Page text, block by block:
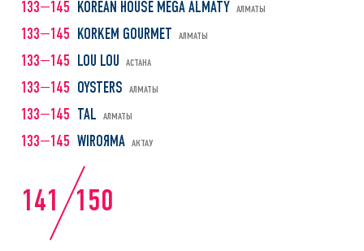
133—145 KOREAN HOUSE MEGA ALMATY АЛМАТЫ
133—145 KORKEM GOURMET АЛМАТЫ
133—145 LOU LOU АСТАНА
133—145 OYSTERS АЛМАТЫ
133—145 TAL АЛМАТЫ
133—145 WIROЯМА АКТАУ
141 150